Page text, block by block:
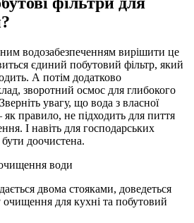
водозабезпеченням вирішити це
єдиний побутовий фільтр, який
А потім додатково
зворотний осмос для глибокого
увагу, що вода з власної
правило, не підходить для пиття
І навіть для господарських
доочистена.
двома стояками, доведеться
для кухні та побутовий